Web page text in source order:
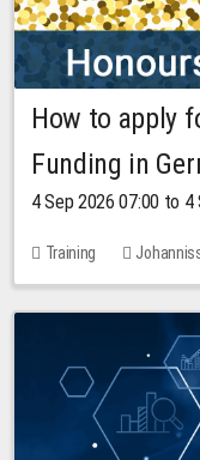
How to apply
Funding in
4 Sep 2026 07:00 to 4
Training
No free places